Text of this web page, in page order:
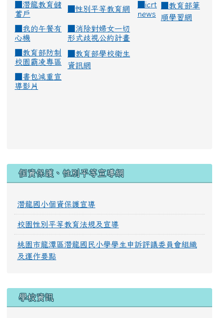
潛龍教育儲
蓄戶
性別平等教育網
icrt
news
教育部筆
順學習網
我的午餐有
心機
消除對婦女一切
形式歧視公約計畫
教育部防制
校園霸凌專區
教育部學校衛生
資訊網
書包減重宣
導影片
個資保護、性別平等宣導網
潛龍國小個資保護宣導
校園性別平等教育法規及宣導
桃園市龍潭區潛龍國民小學學生申訴評議委員會組織
及運作要點
學校資訊